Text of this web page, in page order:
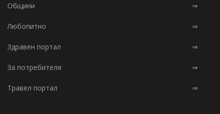
Общини ⇒
Любопитно ⇒
Здравен портал ⇒
За потребителя ⇒
Травел портал ⇒